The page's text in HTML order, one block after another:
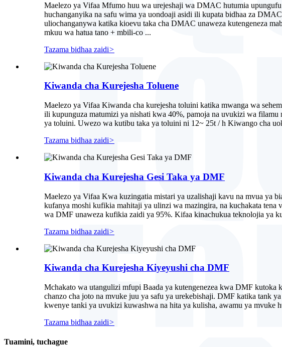
Maelezo ya Vifaa Mfumo huu wa urejeshaji wa DMAC hutumia
huchanganyika na safu wima ya uondoaji asidi ili kupata bidhaa za
uliochanganywa katika kioevu taka cha DMAC unaweza kutengeneza
mkuu wa hatua tano + mbili-co ...
Tazama bidhaa zaidi>
Kiwanda cha Kurejesha Toluene
Maelezo ya Vifaa Kiwanda cha kurejesha toluini katika mwanga wa
ili kupunguza matumizi ya nishati kwa 40%, pamoja na uvukizi wa
ya toluini. Uwezo wa kutibu taka ya toluini ni 12~ 25t / h Kiwango cha
Tazama bidhaa zaidi>
Kiwanda cha Kurejesha Gesi Taka ya DMF
Maelezo ya Vifaa Kwa kuzingatia mistari ya uzalishaji kavu na mvua ya
kufanya moshi kufikia mahitaji ya ulinzi wa mazingira, na kuchakata
wa DMF unaweza kufikia zaidi ya 95%. Kifaa kinachukua teknolojia ya
Tazama bidhaa zaidi>
Kiwanda cha Kurejesha Kiyeyushi cha DMF
Mchakato wa utangulizi mfupi Baada ya kutengenezea kwa DMF
chanzo cha joto na mvuke juu ya safu ya urekebishaji. DMF katika tank
kwenye tanki ya uvukizi kuwashwa na hita ya kulisha, awamu ya mvuke
Tazama bidhaa zaidi>
Tuamini, tuchague